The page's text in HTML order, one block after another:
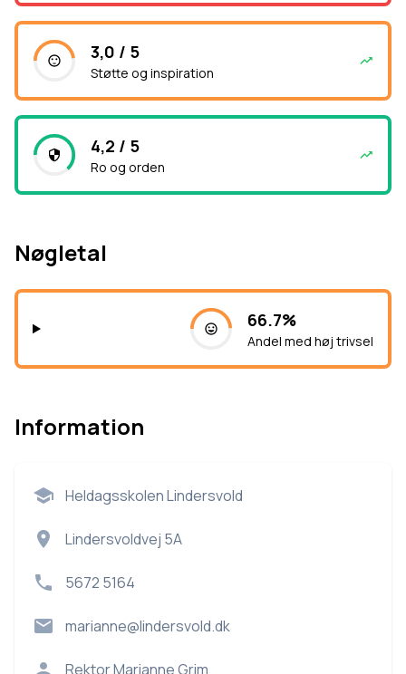
3,0 / 5
Støtte og inspiration
4,2 / 5
Ro og orden
Nøgletal
66.7%
Andel med høj trivsel
Information
Heldagsskolen Lindersvold
Lindersvoldvej 5A
5672 5164
marianne@lindersvold.dk
RektorMarianne Grim